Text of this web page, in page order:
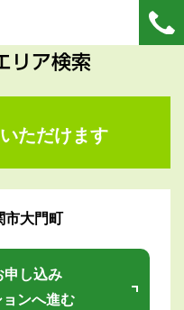
リア検索
ただけます
大門町
申し込み
ンへ進む